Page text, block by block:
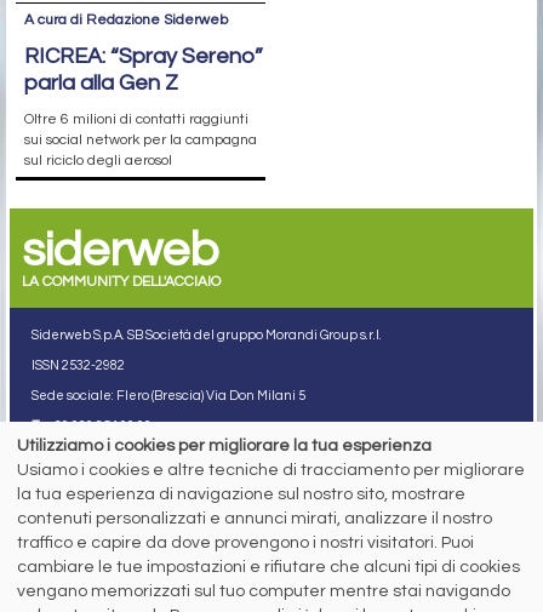
A cura di Redazione Siderweb
RICREA: “Spray Sereno”
parla alla Gen Z
Oltre 6 milioni di contatti raggiunti
sui social network per la campagna
sul riciclo degli aerosol
siderweb
LA COMMUNITY DELL'ACCIAIO
Siderweb S.p.A. SB Società del gruppo Morandi Group s.r.l.
ISSN 2532-2982
Sede sociale: Flero (Brescia) Via Don Milani 5
T. +39 030 254 00 06
E.
info@siderweb.com
Copyright siderweb spa sb
Tutti i diritti sono riservati
Privacy policy
Cookie policy
Digital Services Act Policy
Utilizziamo i cookies per migliorare la tua esperienza
Usiamo i cookies e altre tecniche di tracciamento per migliorare
la tua esperienza di navigazione sul nostro sito, mostrare
contenuti personalizzati e annunci mirati, analizzare il nostro
traffico e capire da dove provengono i nostri visitatori. Puoi
cambiare le tue impostazioni e rifiutare che alcuni tipi di cookies
vengano memorizzati sul tuo computer mentre stai navigando